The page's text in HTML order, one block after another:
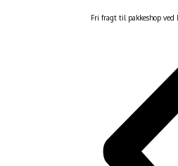
Fri fragt til pakkeshop ved